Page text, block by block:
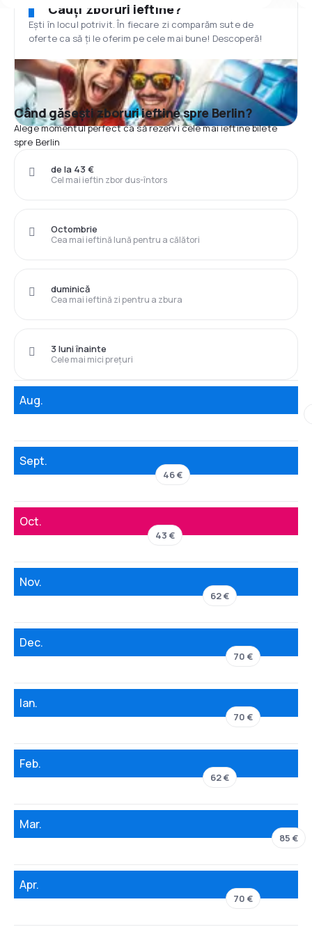
Cauți zboruri ieftine?
Ești în locul potrivit. În fiecare zi comparăm sute de
oferte ca să ți le oferim pe cele mai bune! Descoperă!
Când găsești zboruri ieftine spre Berlin?
Alege momentul perfect ca să rezervi cele mai ieftine bilete
spre Berlin
Cel mai ieftin zbor dus-întors
de la 43 €
Cea mai ieftină lună pentru a călători
Octombrie
Cea mai ieftină zi pentru a zbura
duminică
Cele mai mici prețuri
3 luni înainte
Aug.
Sept.
46 €
Oct.
43 €
Nov.
62 €
Dec.
70 €
Ian.
70 €
Feb.
62 €
Mar.
85 €
Apr.
70 €